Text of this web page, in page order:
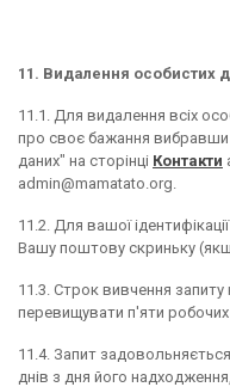
11. Видалення особистих
11.1. Для видалення всіх
про своє бажання
даних" на сторінці Контакти
admin@mamatato.org.
11.2. Для вашої
Вашу поштову скриньку
11.3. Строк вивчення
перевищувати п'яти
11.4. Запит
днів з дня його